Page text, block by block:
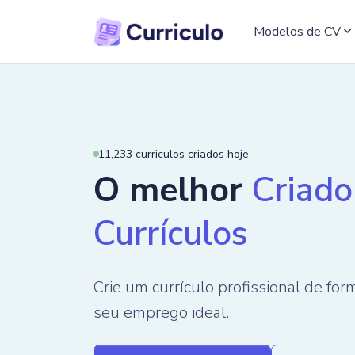
Modelos de CV
Criar CV Agora
11,233 curriculos criados hoje
O melhor
Currículos
Crie um currículo profissional de
seu emprego ideal.